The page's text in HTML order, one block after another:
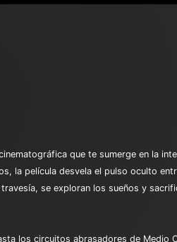
cinematográfica que te sumerge en la
la película desvela el pulso oculto
se exploran los sueños y
los circuitos abrasadores de Medio